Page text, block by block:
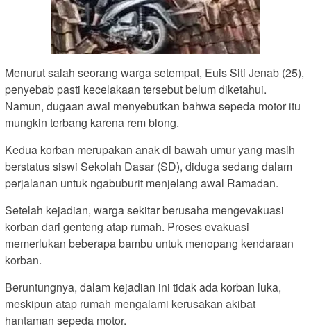
Menurut salah seorang warga setempat, Euis Siti Jenab (25),
penyebab pasti kecelakaan tersebut belum diketahui.
Namun, dugaan awal menyebutkan bahwa sepeda motor itu
mungkin terbang karena rem blong.
Kedua korban merupakan anak di bawah umur yang masih
berstatus siswi Sekolah Dasar (SD), diduga sedang dalam
perjalanan untuk ngabuburit menjelang awal Ramadan.
Setelah kejadian, warga sekitar berusaha mengevakuasi
korban dari genteng atap rumah. Proses evakuasi
memerlukan beberapa bambu untuk menopang kendaraan
korban.
Beruntungnya, dalam kejadian ini tidak ada korban luka,
meskipun atap rumah mengalami kerusakan akibat
hantaman sepeda motor.